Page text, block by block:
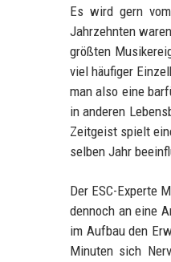
Es wird gern
Jahrzehnten
größten
viel häufiger
man also eine
in anderen
Zeitgeist spielt
selben Jahr
Der ESC-Experte
dennoch an eine
im Aufbau den
Minuten sich